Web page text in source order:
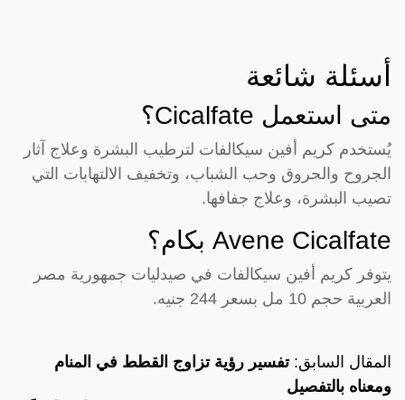
أسئلة شائعة
متى استعمل Cicalfate؟
يُستخدم كريم أفين سيكالفات لترطيب البشرة وعلاج آثار
الجروح والحروق وحب الشباب، وتخفيف الالتهابات التي
تصيب البشرة، وعلاج جفافها.
Avene Cicalfate بكام؟
يتوفر كريم أفين سيكالفات في صيدليات جمهورية مصر
العربية حجم 10 مل بسعر 244 جنيه.
المقال السابق:تفسير رؤية تزاوج القطط في المنام
ومعناه بالتفصيل